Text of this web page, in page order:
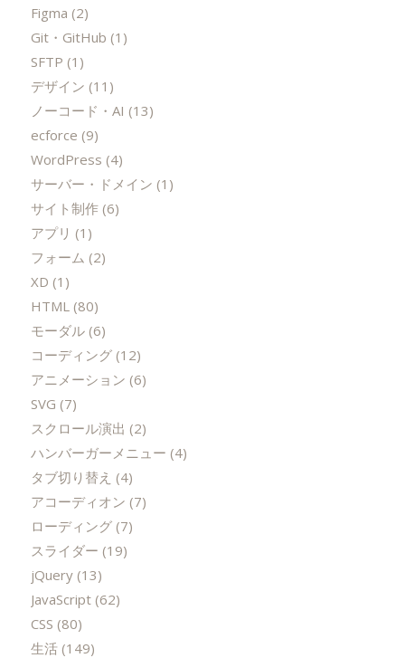
Figma (2)
Git・GitHub (1)
SFTP (1)
デザイン (11)
ノーコード・AI (13)
ecforce (9)
WordPress (4)
サーバー・ドメイン (1)
サイト制作(6)
アプリ (1)
フォーム (2)
XD (1)
HTML(80)
モーダル(6)
コーディング(12)
アニメーション (6)
SVG (7)
スクロール演出 (2)
ハンバーガーメニュー (4)
タブ切り替え (4)
アコーディオン (7)
ローディング(7)
スライダー (19)
jQuery(13)
JavaScript(62)
CSS (80)
生活(149)